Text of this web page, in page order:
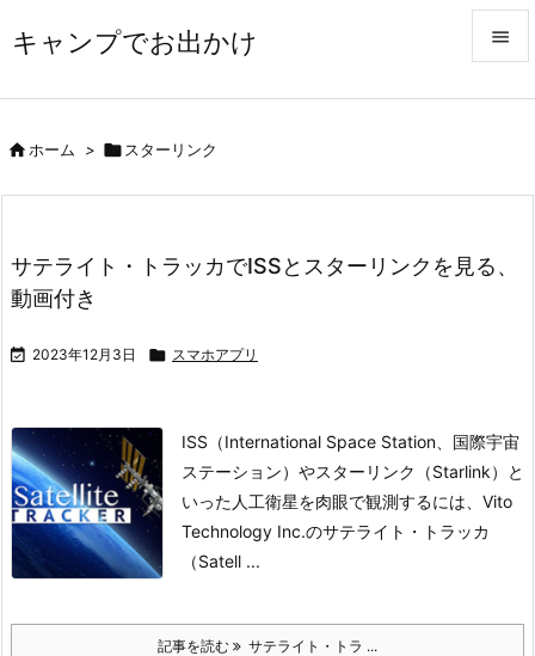
キャンプでお出かけ 

ホーム >  スターリンク
サテライト・トラッカでISSとスターリンクを見る、
動画付き
 2023年12月3日  スマホアプリ
ISS（International Space Station、国際宇宙
ステーション）やスターリンク（Starlink）と
いった人工衛星を肉眼で観測するには、Vito
Technology Inc.のサテライト・トラッカ
（Satell ...
記事を読む サテライト・トラ ...